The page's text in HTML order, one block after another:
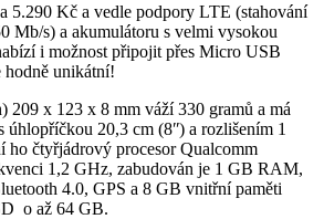
5.290 Kč a vedle podpory LTE (stahování
Mb/s) a akumulátoru s velmi vysokou
i možnost připojit přes Micro USB
hodně unikátní!
209 x 123 x 8 mm váží 330 gramů a má
úhlopříčkou 20,3 cm (8ʺ) a rozlišením 1
ho čtyřjádrový procesor Qualcomm
1,2 GHz, zabudován je 1 GB RAM,
4.0, GPS a 8 GB vnitřní paměti
o až 64 GB.